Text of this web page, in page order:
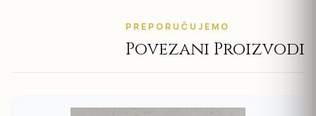
PREPORUČUJEMO
Povezani Proizvodi